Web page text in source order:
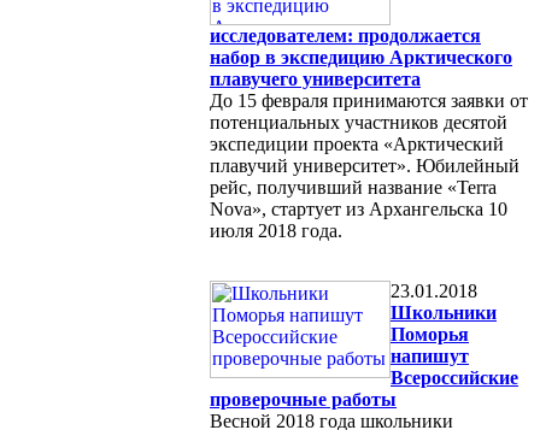
исследователем: продолжается
набор в экспедицию Арктического
плавучего университета
До 15 февраля принимаются заявки от
потенциальных участников десятой
экспедиции проекта «Арктический
плавучий университет». Юбилейный
рейс, получивший название «Terra
Nova», стартует из Архангельска 10
июля 2018 года.
23.01.2018
Школьники
Поморья
напишут
Всероссийские
проверочные работы
Весной 2018 года школьники